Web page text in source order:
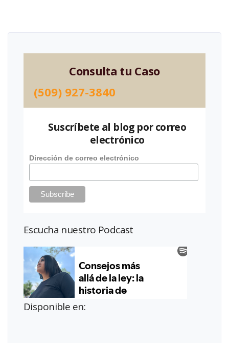
Consulta tu Caso
(509) 927-3840
Suscríbete al blog por correo
electrónico
Dirección de correo electrónico
Escucha nuestro Podcast
Disponible en: